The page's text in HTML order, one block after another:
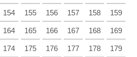
154 155 156 157 158 159
164 165 166 167 168 169
174 175 176 177 178 179